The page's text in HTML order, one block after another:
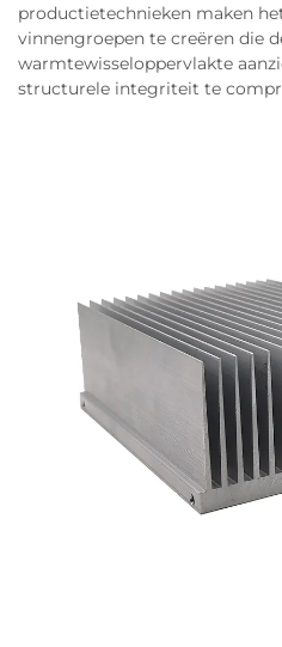
productietechnieken maken
vinnengroepen te creëren die
warmtewisseloppervlakte
structurele integriteit te